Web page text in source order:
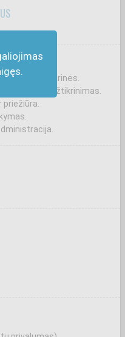
kambarinės.
tvarkos užtikrinimas.